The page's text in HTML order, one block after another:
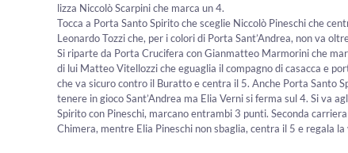
lizza Niccolò Scarpini che marca un 4.
Tocca a Porta Santo Spirito che sceglie Niccolò Pineschi che
Leonardo Tozzi che, per i colori di Porta Sant’Andrea, non va
Si riparte da Porta Crucifera con Gianmatteo Marmorini che
di lui Matteo Vitellozzi che eguaglia il compagno di casacca e
che va sicuro contro il Buratto e centra il 5. Anche Porta Santo
tenere in gioco Sant’Andrea ma Elia Verni si ferma sul 4. Si va
Spirito con Pineschi, marcano entrambi 3 punti. Seconda
Chimera, mentre Elia Pineschi non sbaglia, centra il 5 e regala